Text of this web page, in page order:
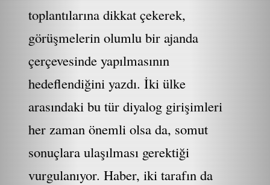
toplantılarına dikkat çekerek,
görüşmelerin olumlu bir ajanda
çerçevesinde yapılmasının
hedeflendiğini yazdı. İki ülke
arasındaki bu tür diyalog girişimleri
her zaman önemli olsa da, somut
sonuçlara ulaşılması gerektiği
vurgulanıyor. Haber, iki tarafın da